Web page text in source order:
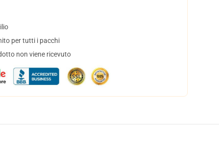
per tutti i pacchi
non viene ricevuto